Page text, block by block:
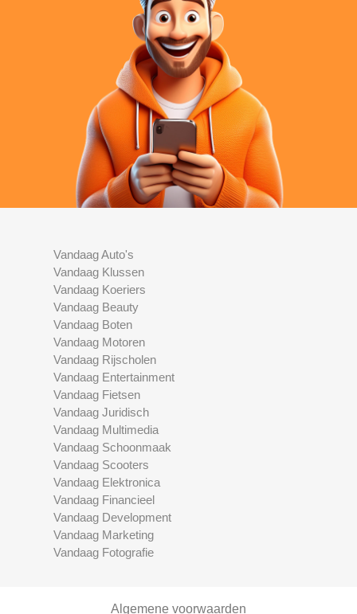
Vandaag Auto's
Vandaag Klussen
Vandaag Koeriers
Vandaag Beauty
Vandaag Boten
Vandaag Motoren
Vandaag Rijscholen
Vandaag Entertainment
Vandaag Fietsen
Vandaag Juridisch
Vandaag Multimedia
Vandaag Schoonmaak
Vandaag Scooters
Vandaag Elektronica
Vandaag Financieel
Vandaag Development
Vandaag Marketing
Vandaag Fotografie
Algemene voorwaarden